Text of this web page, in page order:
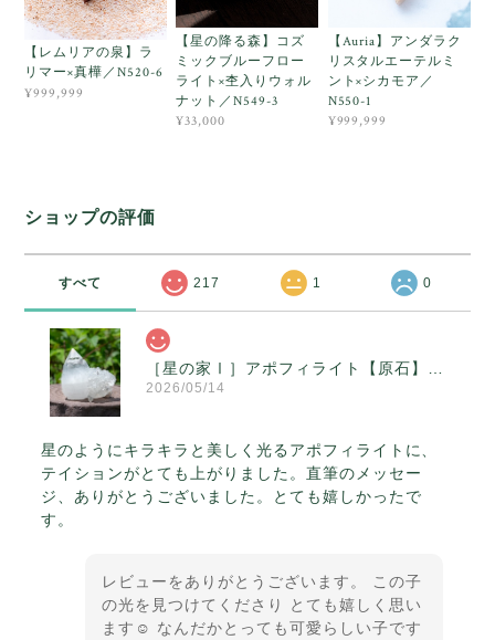
【レムリアの泉】ラ
リマー×真樺／N520-6
¥999,999
【星の降る森】コズ
ミックブルーフロー
ライト×杢入りウォル
ナット／N549-3
¥33,000
【Auria】アンダラク
リスタルエーテルミ
ント×シカモア／
N550-1
¥999,999
ショップの評価
すべて 217 1 0
2026/05/14
星のようにキラキラと美しく光るアポフィライトに、
テイションがとても上がりました。直筆のメッセー
ジ、ありがとうございました。とても嬉しかったで
す。
レビューをありがとうございます。 この子
の光を見つけてくださり とても嬉しく思い
ます☺️ なんだかとっても可愛らしい子です